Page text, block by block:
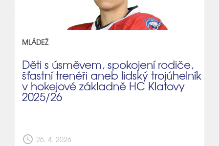
MLÁDEŽ
Děti s úsměvem, spokojení rodiče,
šťastní trenéři aneb lidský trojúhelník
v hokejové základně HC Klatovy
2025/26
schedule 26. 4. 2026